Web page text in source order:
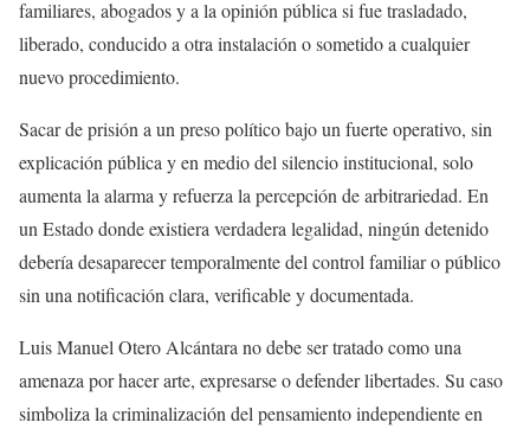
familiares, abogados y a la opinión pública si fue trasladado,
liberado, conducido a otra instalación o sometido a cualquier
nuevo procedimiento.
Sacar de prisión a un preso político bajo un fuerte operativo, sin
explicación pública y en medio del silencio institucional, solo
aumenta la alarma y refuerza la percepción de arbitrariedad. En
un Estado donde existiera verdadera legalidad, ningún detenido
debería desaparecer temporalmente del control familiar o público
sin una notificación clara, verificable y documentada.
Luis Manuel Otero Alcántara no debe ser tratado como una
amenaza por hacer arte, expresarse o defender libertades. Su caso
simboliza la criminalización del pensamiento independiente en